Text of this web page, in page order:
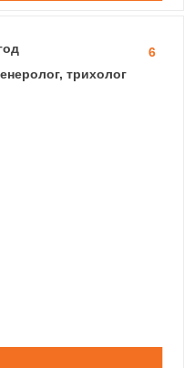
6
трихолог